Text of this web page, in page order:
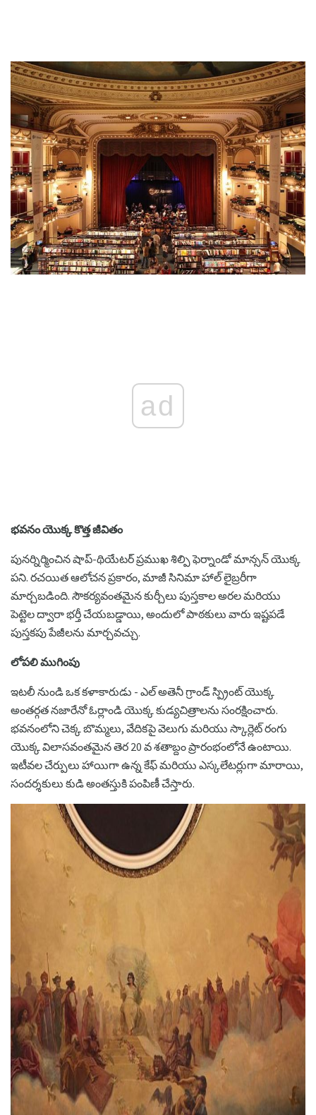
ad
భవనం యొక్క కొత్త జీవితం
పునర్నిర్మించిన షాప్-థియేటర్ ప్రముఖ శిల్పి ఫెర్నాండో మాన్సన్ యొక్క
పని. రచయిత ఆలోచన ప్రకారం, మాజీ సినిమా హాల్ లైబ్రరీగా
మార్చబడింది. సౌకర్యవంతమైన కుర్చీలు పుస్తకాల అరల మరియు
పెట్టెల ద్వారా భర్తీ చేయబడ్డాయి, అందులో పాఠకులు వారు ఇష్టపడే
పుస్తకపు పేజీలను మార్చవచ్చు.
లోపలి ముగింపు
ఇటలీ నుండి ఒక కళాకారుడు - ఎల్ అతెనీ గ్రాండ్ స్ప్రింట్ యొక్క
అంతర్గత నజారేనో ఓర్లాండి యొక్క కుడ్యచిత్రాలను సంరక్షించారు.
భవనంలోని చెక్క బొమ్మలు, వేదికపై వెలుగు మరియు స్కార్లెట్ రంగు
యొక్క విలాసవంతమైన తెర 20 వ శతాబ్దం ప్రారంభంలోనే ఉంటాయి.
ఇటీవల చేర్పులు హాయిగా ఉన్న కేఫ్ మరియు ఎస్కలేటర్లుగా మారాయి,
సందర్శకులు కుడి అంతస్తుకి పంపిణీ చేస్తారు.